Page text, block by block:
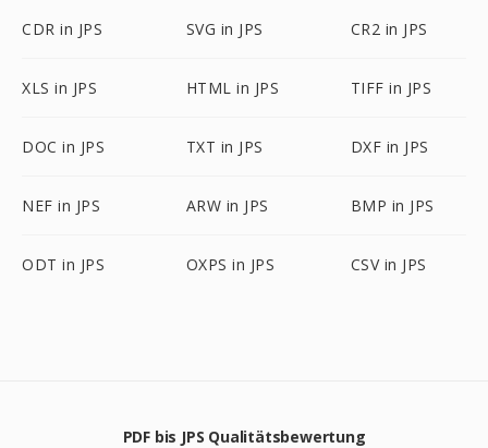
CDR in JPS SVG in JPS CR2 in JPS
XLS in JPS HTML in JPS TIFF in JPS
DOC in JPS TXT in JPS DXF in JPS
NEF in JPS ARW in JPS BMP in JPS
ODT in JPS OXPS in JPS CSV in JPS
PDF bis JPS Qualitätsbewertung